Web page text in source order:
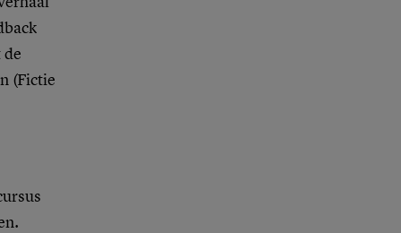
de
(Fictie